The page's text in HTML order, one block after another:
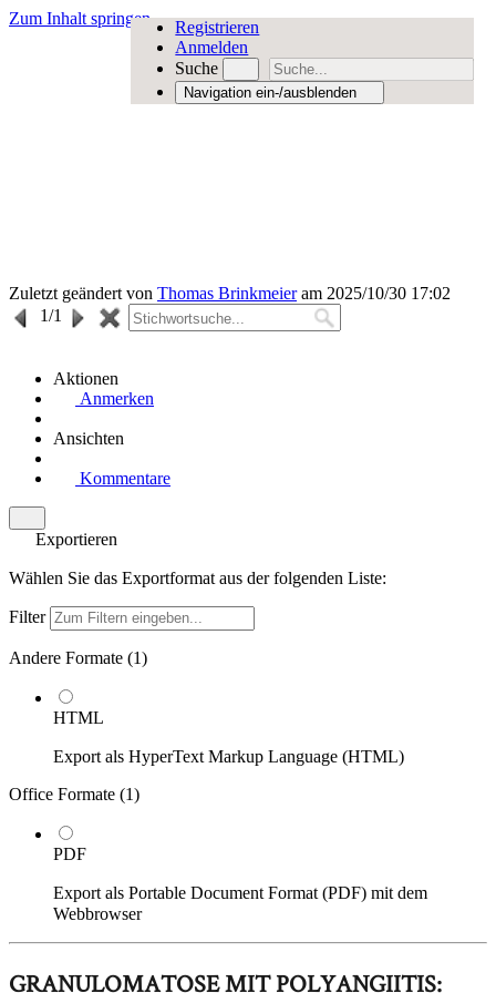
Zum Inhalt springen
Registrieren
Anmelden
Suche
Navigation ein-/ausblenden
Zuletzt geändert von Thomas Brinkmeieram 2025/10/30 17:02
1/1
Aktionen
Anmerken
Ansichten
Kommentare
Exportieren
Wählen Sie das Exportformat aus der folgenden Liste:
Filter
Andere Formate (1)
HTML
Export als HyperText Markup Language (HTML)
Office Formate (1)
PDF
Export als Portable Document Format (PDF) mit dem
Webbrowser
GRANULOMATOSE MIT POLYANGIITIS: